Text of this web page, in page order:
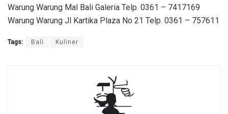
Warung Warung Mal Bali Galeria Telp. 0361 – 7417169
Warung Warung Jl Kartika Plaza No 21 Telp. 0361 – 757611
Tags: Bali Kuliner